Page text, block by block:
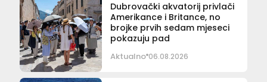
Dubrovački akvatorij privlači
Amerikance i Britance, no
brojke prvih sedam mjeseci
pokazuju pad
Aktualno 06.08.2026